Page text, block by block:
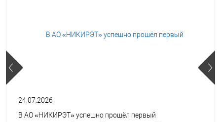
24.07.2026
В АО «НИКИРЭТ» успешно прошёл первый